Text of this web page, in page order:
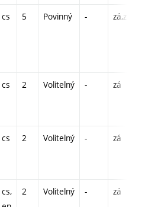
cs 5 Povinný - zá,zk
cs 2 Volitelný - zá
cs 2 Volitelný - zá
cs,
2 Volitelný - zá